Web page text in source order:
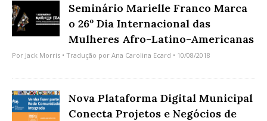
Seminário Marielle Franco Marca
o 26º Dia Internacional das
Mulheres Afro-Latino-Americanas
Por Jack Morris • Tradução por Ana Carolina Ecard • 10/08/2018
Nova Plataforma Digital Municipal
Conecta Projetos e Negócios de